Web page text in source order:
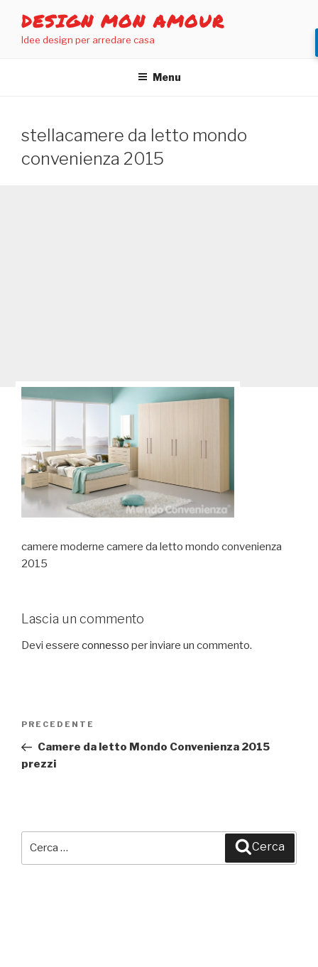
contenuto
DESIGN MON AMOUR
Idee design per arredare casa
Menu
stellacamere da letto mondo
convenienza 2015
camere moderne camere da letto mondo convenienza
2015
Lascia un commento
Devi essere connesso per inviare un commento.
Navigazione
Articolo
precedente:
PRECEDENTE
Camere da letto Mondo Convenienza 2015
prezzi
Cerca